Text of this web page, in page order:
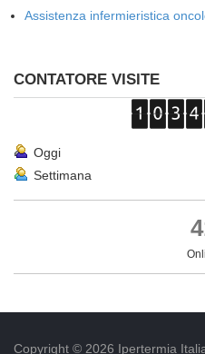
Assistenza infermieristica
CONTATORE VISITE
Oggi
Settimana
Copyright © 2026 Ipertermia